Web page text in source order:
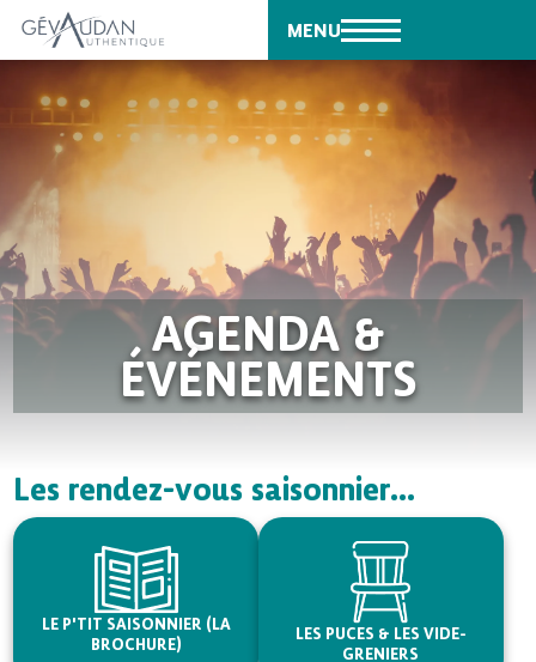
MENU
AGENDA &
ÉVÉNEMENTS
Les rendez-vous saisonnier...
LE P'TIT SAISONNIER (LA
BROCHURE)
LES PUCES & LES VIDE-
GRENIERS